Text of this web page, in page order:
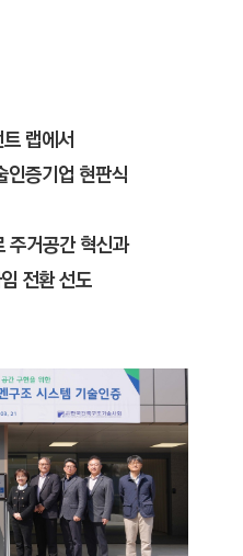
랩에서
인증기업 현판식
거공간 혁신과
전환 선도